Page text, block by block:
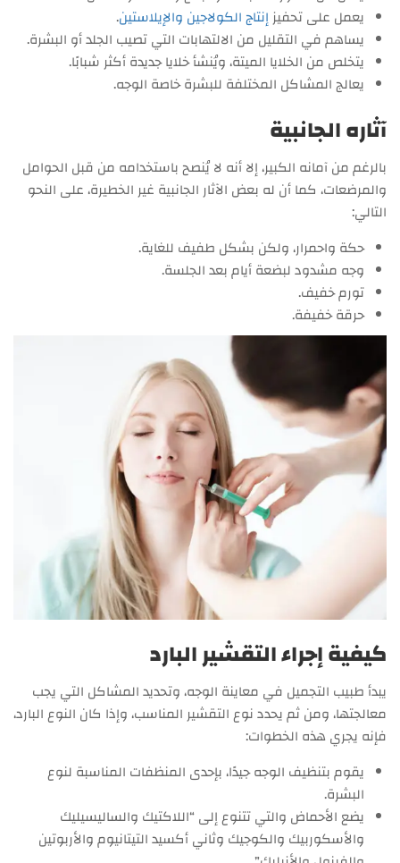
يعمل على تحفيزإنتاج الكولاجين والإيلاستين.
يساهم في التقليل من الالتهابات التي تصيب الجلد أو البشرة.
يتخلص من الخلايا الميتة، ويُنشأ خلايا جديدة أكثر شبابًا.
يعالج المشاكل المختلفة للبشرة خاصة الوجه.
آثاره الجانبية
بالرغم من آمانه الكبير، إلا أنه لا يُنصح باستخدامه من قبل الحوامل
والمرضعات، كما أن له بعض الآثار الجانبية غير الخطيرة، على النحو
التالي:
حكة واحمرار، ولكن بشكل طفيف للغاية.
وجه مشدود لبضعة أيام بعد الجلسة.
تورم خفيف.
حرقة خفيفة.
كيفية إجراء التقشير البارد
يبدأ طبيب التجميل في معاينة الوجه، وتحديد المشاكل التي يجب
معالجتها، ومن ثم يحدد نوع التقشير المناسب، وإذا كان النوع البارد،
فإنه يجري هذه الخطوات:
يقوم بتنظيف الوجه جيدًا، بإحدى المنظفات المناسبة لنوع
البشرة.
يضع الأحماض والتي تتنوع إلى “اللاكتيك والساليسيليك
والأسكوربيك والكوجيك وثاني أكسيد التيتانيوم والأربوتين